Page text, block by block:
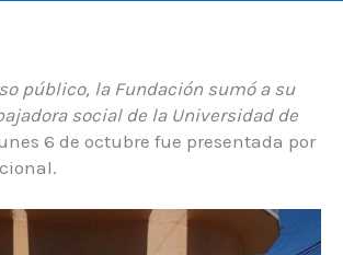
público, la Fundación sumó a su
social de la Universidad de
6 de octubre fue presentada por